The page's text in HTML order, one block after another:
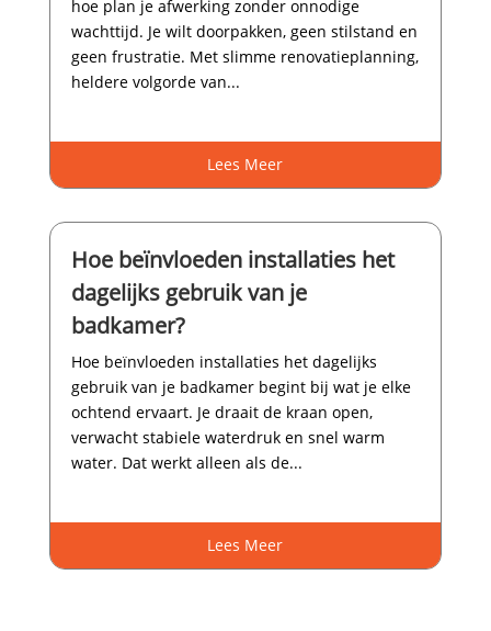
hoe plan je afwerking zonder onnodige
wachttijd.​ Je wilt doorpakken, geen stilstand en
geen frustratie.​ Met slimme renovatieplanning,
heldere volgorde van...
Lees Meer
Hoe beïnvloeden installaties het
dagelijks gebruik van je
badkamer?
Hoe beïnvloeden installaties het dagelijks
gebruik van je badkamer begint bij wat je elke
ochtend ervaart.​ Je draait de kraan open,
verwacht stabiele waterdruk en snel warm
water.​ Dat werkt alleen als de...
Lees Meer